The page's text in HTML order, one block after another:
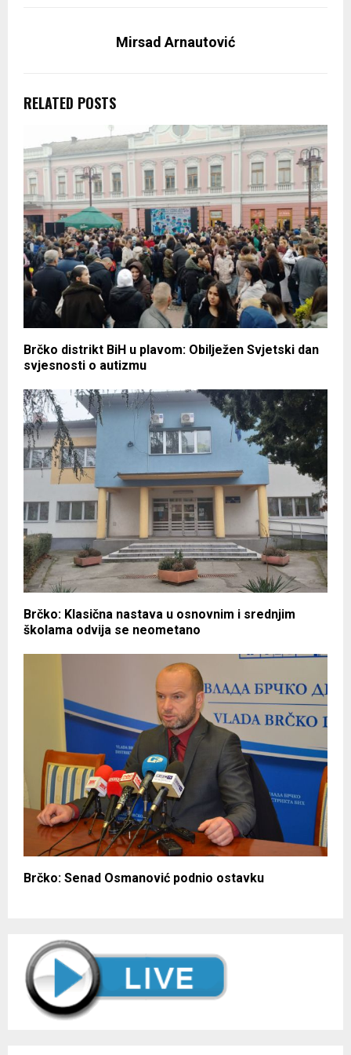
Mirsad Arnautović
RELATED POSTS
Brčko distrikt BiH u plavom: Obilježen Svjetski dan
svjesnosti o autizmu
Brčko: Klasična nastava u osnovnim i srednjim
školama odvija se neometano
Brčko: Senad Osmanović podnio ostavku